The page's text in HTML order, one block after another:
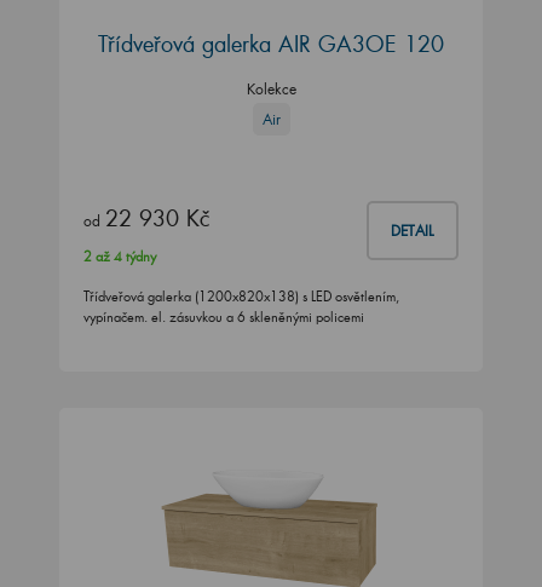
Třídveřová galerka AIR GA3OE 120
Kolekce
Air
od 22 930 Kč DETAIL
2 až 4 týdny
Třídveřová galerka (1200x820x138) s LED osvětlením,
vypínačem. el. zásuvkou a 6 skleněnými policemi